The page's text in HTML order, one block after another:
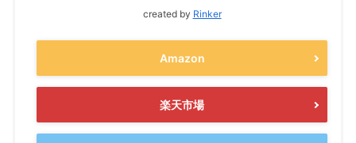
created by Rinker
Amazon
楽天市場